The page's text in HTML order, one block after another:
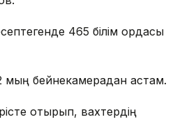
465 білім ордасы
бейнекамерадан астам.
отырып, вахтердің